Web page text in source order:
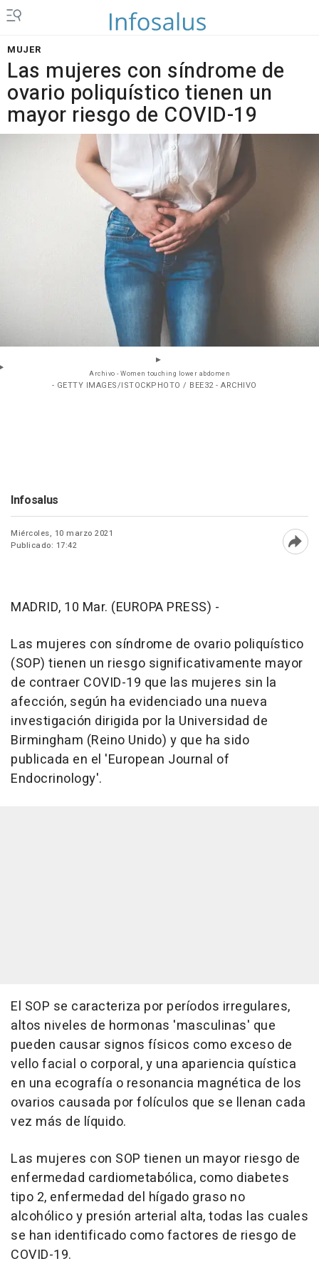
MUJER
Las mujeres con síndrome de
ovario poliquístico tienen un
mayor riesgo de COVID-19
Archivo - Women touching lower abdomen
- GETTY IMAGES/ISTOCKPHOTO / BEE32 - ARCHIVO
Infosalus
Miércoles, 10 marzo 2021
Publicado: 17:42
MADRID, 10 Mar. (EUROPA PRESS) -
Las mujeres con síndrome de ovario poliquístico
(SOP) tienen un riesgo significativamente mayor
de contraer COVID-19 que las mujeres sin la
afección, según ha evidenciado una nueva
investigación dirigida por la Universidad de
Birmingham (Reino Unido) y que ha sido
publicada en el 'European Journal of
Endocrinology'.
El SOP se caracteriza por períodos irregulares,
altos niveles de hormonas 'masculinas' que
pueden causar signos físicos como exceso de
vello facial o corporal, y una apariencia quística
en una ecografía o resonancia magnética de los
ovarios causada por folículos que se llenan cada
vez más de líquido.
Las mujeres con SOP tienen un mayor riesgo de
enfermedad cardiometabólica, como diabetes
tipo 2, enfermedad del hígado graso no
alcohólico y presión arterial alta, todas las cuales
se han identificado como factores de riesgo de
COVID-19.